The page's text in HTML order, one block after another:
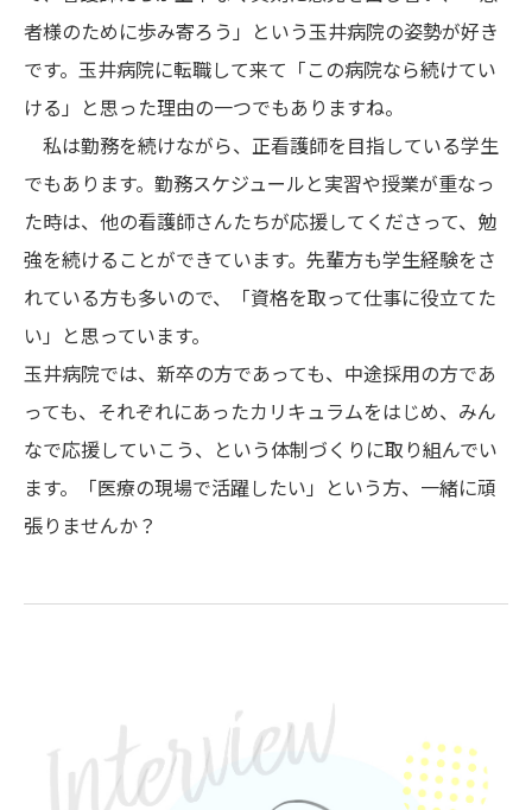
者様のために歩み寄ろう」という玉井病院の姿勢が好き
です。玉井病院に転職して来て「この病院なら続けてい
ける」と思った理由の一つでもありますね。
私は勤務を続けながら、正看護師を目指している学生
でもあります。勤務スケジュールと実習や授業が重なっ
た時は、他の看護師さんたちが応援してくださって、勉
強を続けることができています。先輩方も学生経験をさ
れている方も多いので、「資格を取って仕事に役立てた
い」と思っています。
玉井病院では、新卒の方であっても、中途採用の方であ
っても、それぞれにあったカリキュラムをはじめ、みん
なで応援していこう、という体制づくりに取り組んでい
ます。「医療の現場で活躍したい」という方、一緒に頑
張りませんか？